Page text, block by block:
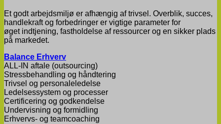
Et godt arbejdsmiljø er afhængig af trivsel. Overblik, succes,
handlekraft og forbedringer er vigtige parameter for
øget indtjening, fastholdelse af ressourcer og en sikker plads
på markedet.
Balance Erhverv
ALL-IN aftale (outsourcing)
​Stressbehandling og håndtering
Trivsel og personaleledelse
Ledelsessystem og processer
Certificering og godkendelse
Undervisning og formidling
​Erhvervs- og teamcoaching